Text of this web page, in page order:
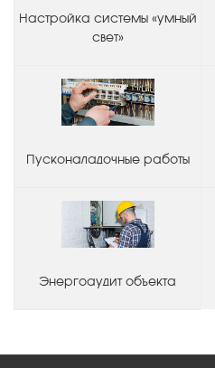
Настройка системы «умный
свет»
Пусконаладочные работы
Энергоаудит объекта